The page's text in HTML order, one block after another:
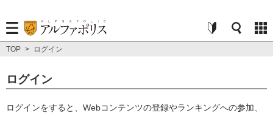
TOP > ログイン
ログイン
ログインをすると、Webコンテンツの登録やランキングへの参加、